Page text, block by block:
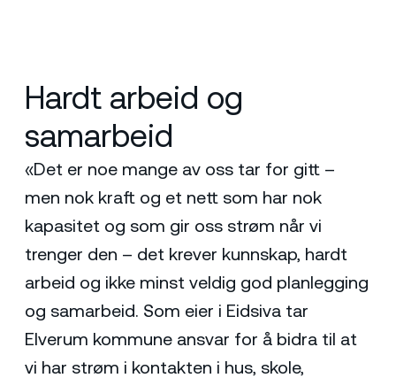
Hardt arbeid og
samarbeid
«Det er noe mange av oss tar for gitt –
men nok kraft og et nett som har nok
kapasitet og som gir oss strøm når vi
trenger den – det krever kunnskap, hardt
arbeid og ikke minst veldig god planlegging
og samarbeid. Som eier i Eidsiva tar
Elverum kommune ansvar for å bidra til at
vi har strøm i kontakten i hus, skole,